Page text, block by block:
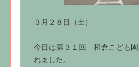
３月２８日（土）
今日は第３１回 和倉こども園
れました。